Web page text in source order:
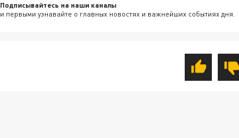
Подписывайтесь на наши каналы
и первыми узнавайте о главных новостях и важнейших событиях дня.